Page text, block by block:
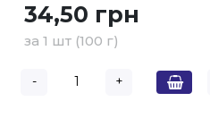
34,50 грн
за 1 шт (100 г)
- +